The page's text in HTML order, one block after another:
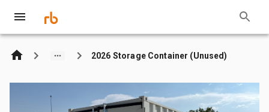
2026 Storage Container (Unused)